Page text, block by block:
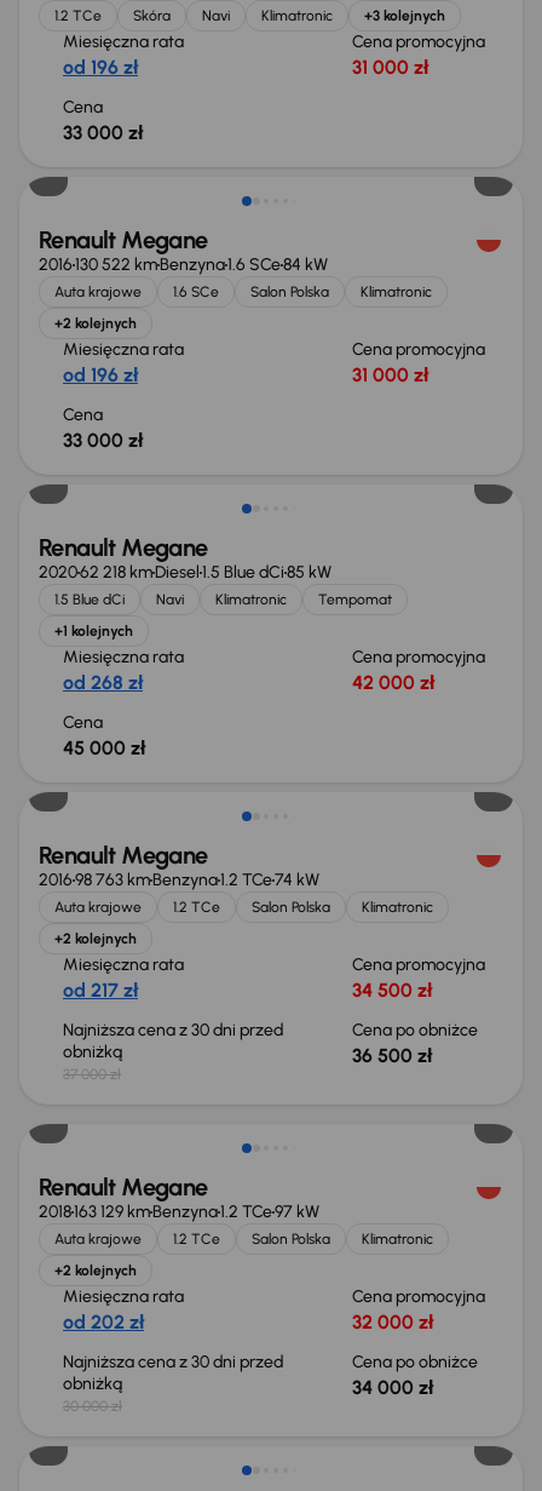
1.2 TCe Skóra Navi Klimatronic +3 kolejnych
Miesięczna rata
od 196 zł
Cena promocyjna
31 000 zł
Cena
33 000 zł
Renault Megane
2016130 522 kmBenzyna1.6 SCe84 kW
Auta krajowe 1.6 SCe Salon Polska
Klimatronic
+2 kolejnych
Miesięczna rata
od 196 zł
Cena promocyjna
31 000 zł
Cena
33 000 zł
Renault Megane
202062 218 kmDiesel1.5 Blue dCi85 kW
1.5 Blue dCi Navi Klimatronic
Tempomat
+1 kolejnych
Miesięczna rata
od 268 zł
Cena promocyjna
42 000 zł
Cena
45 000 zł
Taniej o 500 zł
Renault Megane
201698 763 kmBenzyna1.2 TCe74 kW
Auta krajowe 1.2 TCe Salon Polska
Klimatronic
+2 kolejnych
Miesięczna rata
od 217 zł
Cena promocyjna
34 500 zł
Najniższa cena z 30 dni przed
obniżką
37 000 zł
Cena po obniżce
36 500 zł
Renault Megane
2018163 129 kmBenzyna1.2 TCe97 kW
Auta krajowe 1.2 TCe Salon Polska
Klimatronic
+2 kolejnych
Miesięczna rata
od 202 zł
Cena promocyjna
32 000 zł
Najniższa cena z 30 dni przed
obniżką
30 000 zł
Cena po obniżce
34 000 zł
Taniej o 500 zł